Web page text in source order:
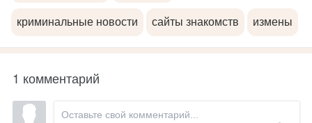
криминальные новости сайты знакомств измены
1 комментарий